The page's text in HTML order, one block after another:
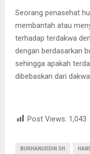
Seorang penasehat
membantah atau
terhadap terdakwa
dengan berdasarkan
sehingga apakah
dibebaskan dari
Post Views: 1,043
BURHANUDDIN SH